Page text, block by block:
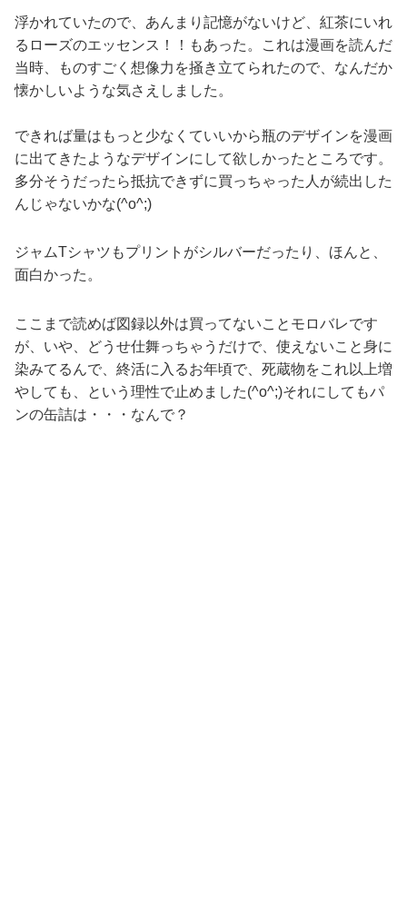
浮かれていたので、あんまり記憶がないけど、紅茶にいれ
るローズのエッセンス！！もあった。これは漫画を読んだ
当時、ものすごく想像力を掻き立てられたので、なんだか
懐かしいような気さえしました。
できれば量はもっと少なくていいから瓶のデザインを漫画
に出てきたようなデザインにして欲しかったところです。
多分そうだったら抵抗できずに買っちゃった人が続出した
んじゃないかな(^o^;)
ジャムTシャツもプリントがシルバーだったり、ほんと、
面白かった。
ここまで読めば図録以外は買ってないことモロバレです
が、いや、どうせ仕舞っちゃうだけで、使えないこと身に
染みてるんで、終活に入るお年頃で、死蔵物をこれ以上増
やしても、という理性で止めました(^o^;)それにしてもパ
ンの缶詰は・・・なんで？